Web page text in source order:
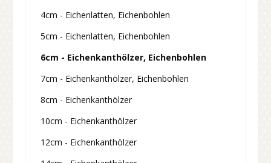
4cm - Eichenlatten, Eichenbohlen
5cm - Eichenlatten, Eichenbohlen
6cm - Eichenkanthölzer, Eichenbohlen
7cm - Eichenkanthölzer, Eichenbohlen
8cm - Eichenkanthölzer
10cm - Eichenkanthölzer
12cm - Eichenkanthölzer